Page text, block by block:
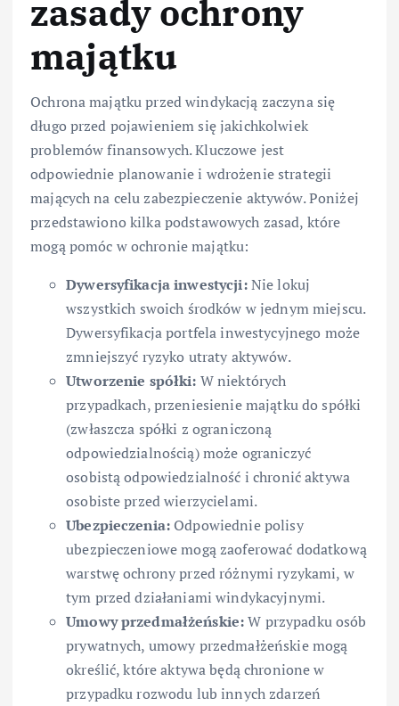
zasady ochrony
majątku
Ochrona majątku przed windykacją zaczyna się
długo przed pojawieniem się jakichkolwiek
problemów finansowych. Kluczowe jest
odpowiednie planowanie i wdrożenie strategii
mających na celu zabezpieczenie aktywów. Poniżej
przedstawiono kilka podstawowych zasad, które
mogą pomóc w ochronie majątku:
Dywersyfikacja inwestycji:Nie lokuj
wszystkich swoich środków w jednym miejscu.
Dywersyfikacja portfela inwestycyjnego może
zmniejszyć ryzyko utraty aktywów.
Utworzenie spółki: W niektórych
przypadkach, przeniesienie majątku do spółki
(zwłaszcza spółki z ograniczoną
odpowiedzialnością) może ograniczyć
osobistą odpowiedzialność i chronić aktywa
osobiste przed wierzycielami.
Ubezpieczenia: Odpowiednie polisy
ubezpieczeniowe mogą zaoferować dodatkową
warstwę ochrony przed różnymi ryzykami, w
tym przed działaniami windykacyjnymi.
Umowy przedmałżeńskie:W przypadku osób
prywatnych, umowy przedmałżeńskie mogą
określić, które aktywa będą chronione w
przypadku rozwodu lub innych zdarzeń